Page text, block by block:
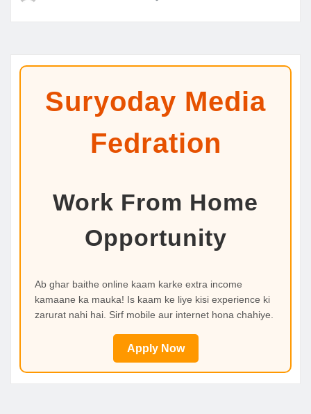
Suryoday Media
Fedration
Work From Home
Opportunity
Ab ghar baithe online kaam karke extra income
kamaane ka mauka! Is kaam ke liye kisi experience ki
zarurat nahi hai. Sirf mobile aur internet hona chahiye.
Apply Now